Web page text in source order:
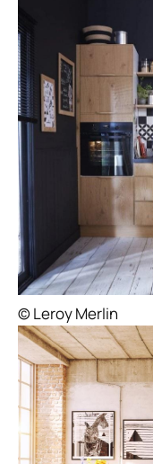
© Leroy Merlin